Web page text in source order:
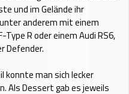
und im Gelände ihr
anderem mit einem
R oder einem Audi RS6,
Defender.
konnte man sich lecker
Als Dessert gab es jeweils